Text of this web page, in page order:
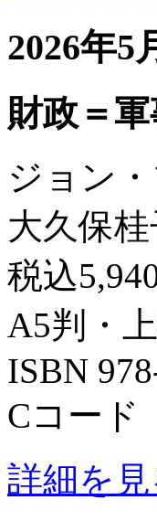
2026年5
財政＝
ジョン
大久保桂
税込
A5判・
ISBN
Cコー
詳細を見